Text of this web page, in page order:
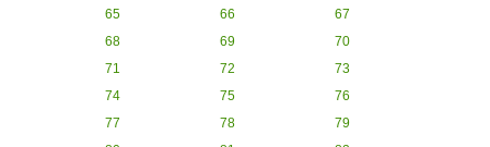
65
66
67
68
69
70
71
72
73
74
75
76
77
78
79